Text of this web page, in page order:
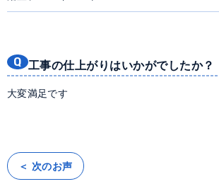
工事の仕上がりはいかがでしたか？
大変満足です
投
稿
＜ 次のお声